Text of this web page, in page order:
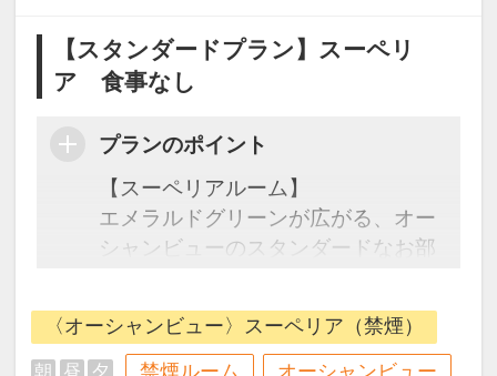
【スタンダードプラン】スーペリ
ア 食事なし
プランのポイント
【スーペリアルーム】
エメラルドグリーンが広がる、オー
シャンビューのスタンダードなお部
客室はご家族やお友達同士など大人
数でのご滞在に最適なお部屋です。
〈オーシャンビュー〉スーペリア（禁煙）
朝 昼 夕 禁煙ルーム オーシャンビュー